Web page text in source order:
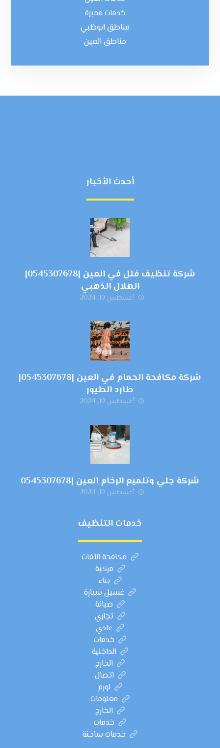
خدمات مميزة
مناطق ابوظبي
مناطق العين
أحدث الأخبار
شركة تنظيف فلل في العين |0545307678|
الهلال الذهبي
أغسطس 10, 2024
شركة مكافحة الحمام في العين |0545307678|
طارد الطيور
أغسطس 10, 2024
شركة جلي وتلميع الرخام العين |0545307678
أغسطس 10, 2024
خدمات التنظيف
مكافحة الآفات
مركبة
بناء
غسيل سيارة
صيانة
تجاري
عادي
خدمات
الداخلية
الخارج
اتصال
لورم
معلومات
الخارج
خدمات
خدمات ساخنة